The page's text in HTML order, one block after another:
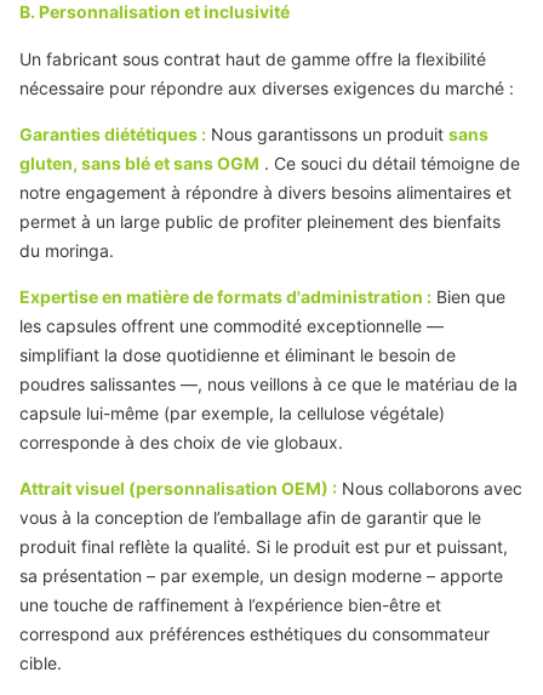
B. Personnalisation et inclusivité
Un fabricant sous contrat haut de gamme offre la flexibilité
nécessaire pour répondre aux diverses exigences du marché :
Garanties diététiques : Nous garantissons un produit sans
gluten, sans blé et sans OGM . Ce souci du détail témoigne de
notre engagement à répondre à divers besoins alimentaires et
permet à un large public de profiter pleinement des bienfaits
du moringa.
Expertise en matière de formats d'administration : Bien que
les capsules offrent une commodité exceptionnelle —
simplifiant la dose quotidienne et éliminant le besoin de
poudres salissantes —, nous veillons à ce que le matériau de la
capsule lui-même (par exemple, la cellulose végétale)
corresponde à des choix de vie globaux.
Attrait visuel (personnalisation OEM) : Nous collaborons avec
vous à la conception de l’emballage afin de garantir que le
produit final reflète la qualité. Si le produit est pur et puissant,
sa présentation – par exemple, un design moderne – apporte
une touche de raffinement à l’expérience bien-être et
correspond aux préférences esthétiques du consommateur
cible.